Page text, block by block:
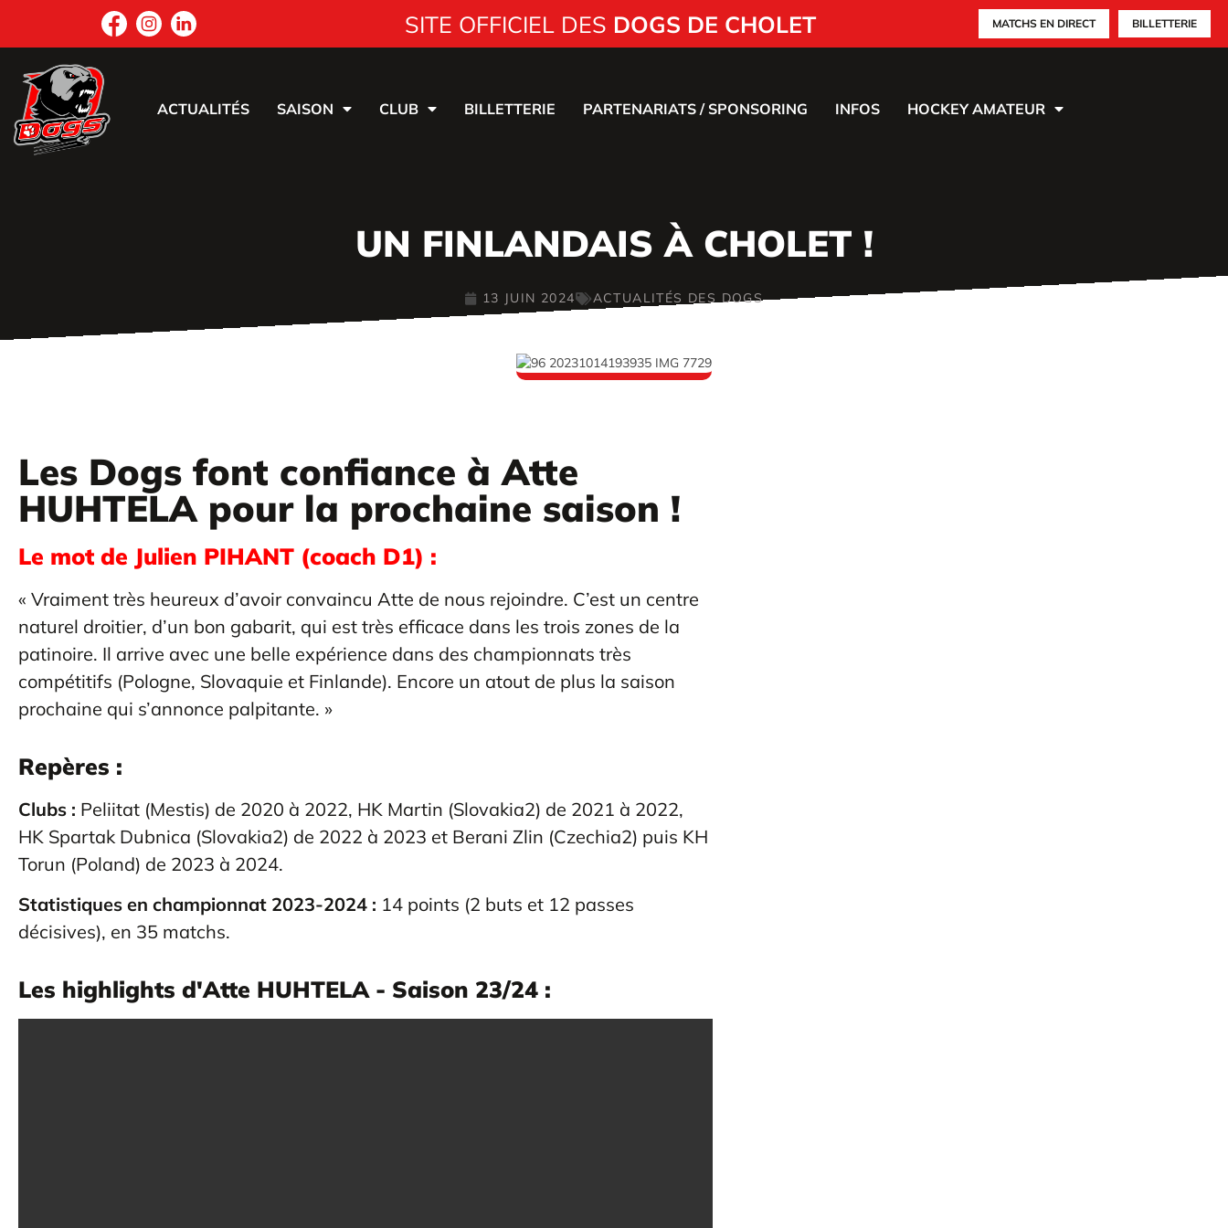
SITE OFFICIEL DES DOGS DE CHOLET MATCHS EN DIRECT BILLETTERIE
ACTUALITÉS SAISON CLUB BILLETTERIE PARTENARIATS / SPONSORING INFOS HOCKEY AMATEUR
UN FINLANDAIS À CHOLET !
13 JUIN 2024 ACTUALITÉS DES DOGS
Les Dogs font confiance à Atte
HUHTELA pour la prochaine saison !
Le mot de Julien PIHANT (coach D1) :
« Vraiment très heureux d’avoir convaincu Atte de nous rejoindre. C’est un centre
naturel droitier, d’un bon gabarit, qui est très efficace dans les trois zones de la
patinoire. Il arrive avec une belle expérience dans des championnats très
compétitifs (Pologne, Slovaquie et Finlande). Encore un atout de plus la saison
prochaine qui s’annonce palpitante. »
Repères :
Clubs : Peliitat (Mestis) de 2020 à 2022, HK Martin (Slovakia2) de 2021 à 2022,
HK Spartak Dubnica (Slovakia2) de 2022 à 2023 et Berani Zlin (Czechia2) puis KH
Torun (Poland) de 2023 à 2024.
Statistiques en championnat 2023-2024 : 14 points (2 buts et 12 passes
décisives), en 35 matchs.
Les highlights d'Atte HUHTELA - Saison 23/24 :